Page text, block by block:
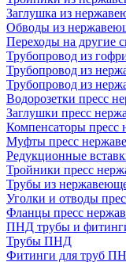
Заглушка из
Обводы из
Переходы на другие
Трубопровод из
Трубопровод из
Трубопровод из
Водорозетки пресс
Заглушки пресс
Компенсаторы пресс
Муфты пресс
Редукционные
Тройники пресс
Трубы из
Уголки и отводы
Фланцы пресс
ПНД трубы и
Трубы ПНД
Фитинги для труб